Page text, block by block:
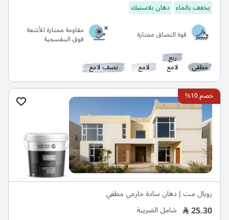
يخفف بالماء دهان بلاستيك
قوة التصاق ممتازة
مقاومة ممتازة للأشعة
فوق البنفسجية
مطفي
ربع
لامع لامع نصف لامع
خصم 10%
رويال مت | دهان سادة خارجي مطفي
25.30 شامل الضريبة